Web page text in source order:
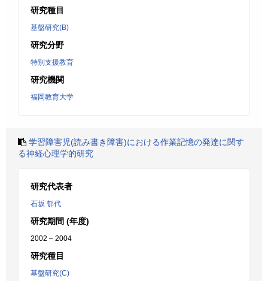
研究種目
基盤研究(B)
研究分野
特別支援教育
研究機関
福岡教育大学
学習障害児(読み書き障害)における作業記憶の発達に関す
る神経心理学的研究
研究代表者
石坂 郁代
研究期間 (年度)
2002 – 2004
研究種目
基盤研究(C)